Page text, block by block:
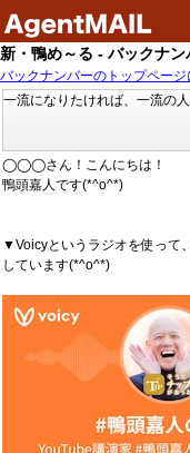
新・鴨め～る - バックナン
バックナンバーのトップページ
一流になりたければ、一流の人
◯◯◯さん！こんにちは！
鴨頭嘉人です(*^o^*)
▼Voicyというラジオを使って
しています(*^o^*)